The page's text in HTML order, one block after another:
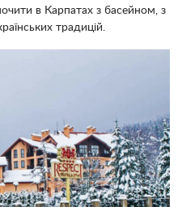
в Карпатах з басейном, з
традицій.